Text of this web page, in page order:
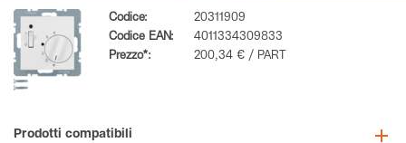
Codice:
20311909
Codice EAN:
4011334309833
Prezzo*:
200,34 € / PART
Prodotti compatibili